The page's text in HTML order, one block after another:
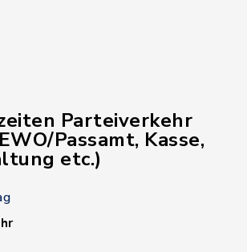
Parteiverkehr
Passamt, Kasse,
etc.)